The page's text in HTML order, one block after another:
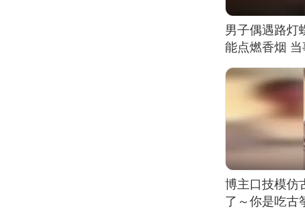
男子偶遇路灯
能点燃香烟
博主口技模仿
了～你是吃古